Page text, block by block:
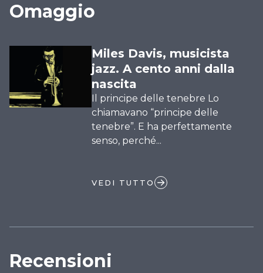
Omaggio
Miles Davis, musicista
jazz. A cento anni dalla
nascita
Il principe delle tenebre Lo
chiamavano “principe delle
tenebre”. E ha perfettamente
senso, perché...
VEDI TUTTO
Recensioni